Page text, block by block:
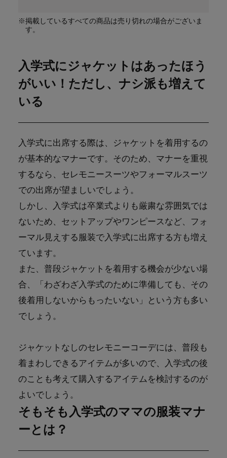
※掲載しているすべての商品は売り切れの場合がございま
す。
入学式にジャケットはあったほう
がいい！ただし、ナシ派も増えて
いる
入学式に出席する際は、ジャケットを着用するの
が基本的なマナーです。そのため、マナーを重視
するなら、セレモニースーツやフォーマルスーツ
での出席が望ましいでしょう。
しかし、入学式は卒業式よりも厳粛な雰囲気では
ないため、セットアップやワンピースなど、フォ
ーマル見えする服装で入学式に出席する方も増え
ています。
また、普段ジャケットを着用する機会が少ない場
合、「わざわざ入学式のために準備しても、その
後着用しないからもったいない」という方も多い
でしょう。
ジャケットなしのセレモニーコーデには、普段も
着まわしできるアイテムが多いので、入学式の後
のことも考えて購入するアイテムを検討するのが
よいでしょう。
そもそも入学式のママの服装マナ
ーとは？